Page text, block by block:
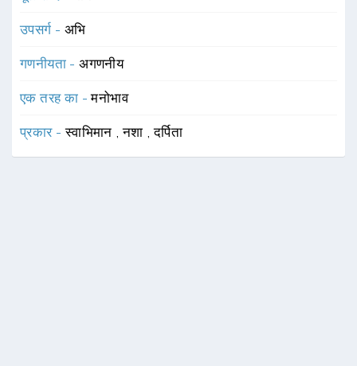
उपसर्ग - अभि
गणनीयता -अगणनीय
एक तरह का -मनोभाव
प्रकार -स्वाभिमान ,नशा ,दर्पिता